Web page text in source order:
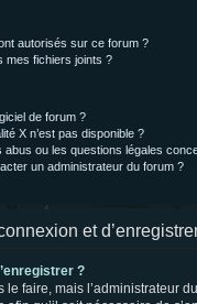
autorisés sur ce forum ?
mes fichiers joints ?
de forum ?
X n’est pas disponible ?
abus ou les questions légales
un administrateur du forum ?
et
?
le faire, mais l’administrateur